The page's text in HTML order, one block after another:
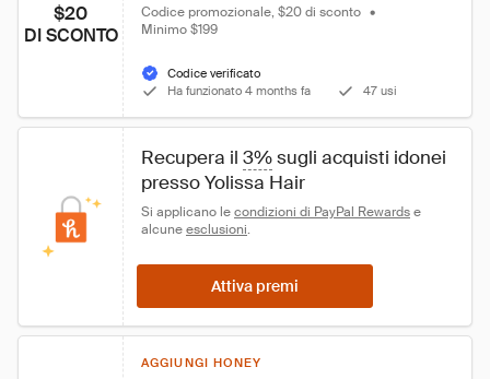
$20
DI SCONTO
Codice promozionale, $20 di sconto •
Minimo $199
Codice verificato
Ha funzionato 4 months fa
47 usi
Recupera il 3% sugli acquisti idonei
presso Yolissa Hair
Si applicano le condizioni di PayPal Rewards e
alcune esclusioni.
Attiva premi
AGGIUNGI HONEY